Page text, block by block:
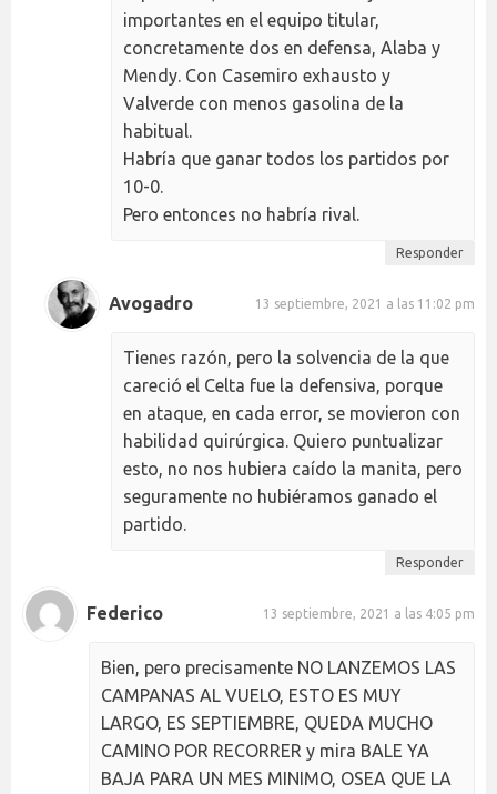
importantes en el equipo titular,
concretamente dos en defensa, Alaba y
Mendy. Con Casemiro exhausto y
Valverde con menos gasolina de la
habitual.
Habría que ganar todos los partidos por
10-0.
Pero entonces no habría rival.
Responder
Avogadro 13 septiembre, 2021 a las 11:02 pm
Tienes razón, pero la solvencia de la que
careció el Celta fue la defensiva, porque
en ataque, en cada error, se movieron con
habilidad quirúrgica. Quiero puntualizar
esto, no nos hubiera caído la manita, pero
seguramente no hubiéramos ganado el
partido.
Responder
Federico 13 septiembre, 2021 a las 4:05 pm
Bien, pero precisamente NO LANZEMOS LAS
CAMPANAS AL VUELO, ESTO ES MUY
LARGO, ES SEPTIEMBRE, QUEDA MUCHO
CAMINO POR RECORRER y mira BALE YA
BAJA PARA UN MES MINIMO, OSEA QUE LA